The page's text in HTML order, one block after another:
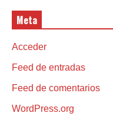
Meta
Acceder
Feed de entradas
Feed de comentarios
WordPress.org